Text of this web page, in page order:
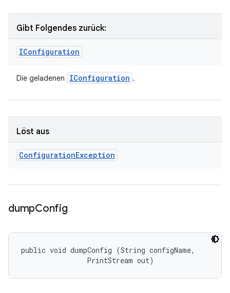
Gibt Folgendes zurück:
IConfiguration
Die geladenen IConfiguration .
Löst aus
ConfigurationException
dumpConfig
public void dumpConfig (String configName,
                PrintStream out)